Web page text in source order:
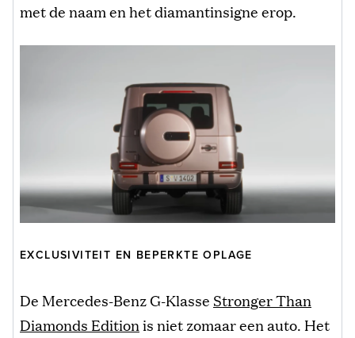
met de naam en het diamantinsigne erop.
EXCLUSIVITEIT EN BEPERKTE OPLAGE
De Mercedes-Benz G-Klasse Stronger Than
Diamonds Editionis niet zomaar een auto. Het